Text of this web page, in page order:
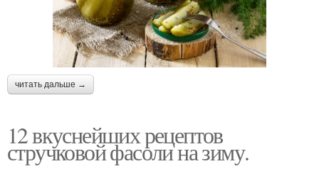
читать дальше →
12 вкуснейших рецептов
стручковой фасоли на зиму.